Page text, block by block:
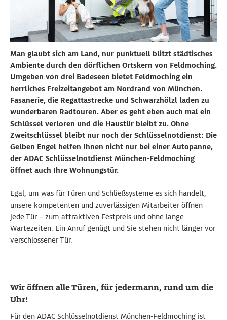
Man glaubt sich am Land, nur punktuell blitzt städtisches
Ambiente durch den dörflichen Ortskern von Feldmoching.
Umgeben von drei Badeseen bietet Feldmoching ein
herrliches Freizeitangebot am Nordrand von München.
Fasanerie, die Regattastrecke und Schwarzhölzl laden zu
wunderbaren Radtouren. Aber es geht eben auch mal ein
Schlüssel verloren und die Haustür bleibt zu. Ohne
Zweitschlüssel bleibt nur noch der Schlüsselnotdienst: Die
Gelben Engel helfen Ihnen nicht nur bei einer Autopanne,
der ADAC Schlüsselnotdienst München-Feldmoching
öffnet auch Ihre Wohnungstür.
Egal, um was für Türen und Schließsysteme es sich handelt,
unsere kompetenten und zuverlässigen Mitarbeiter öffnen
jede Tür – zum attraktiven Festpreis und ohne lange
Wartezeiten. Ein Anruf genügt und Sie stehen nicht länger vor
verschlossener Tür.
Wir öffnen alle Türen, für jedermann, rund um die
Uhr!
Für den ADAC Schlüsselnotdienst München-Feldmoching ist